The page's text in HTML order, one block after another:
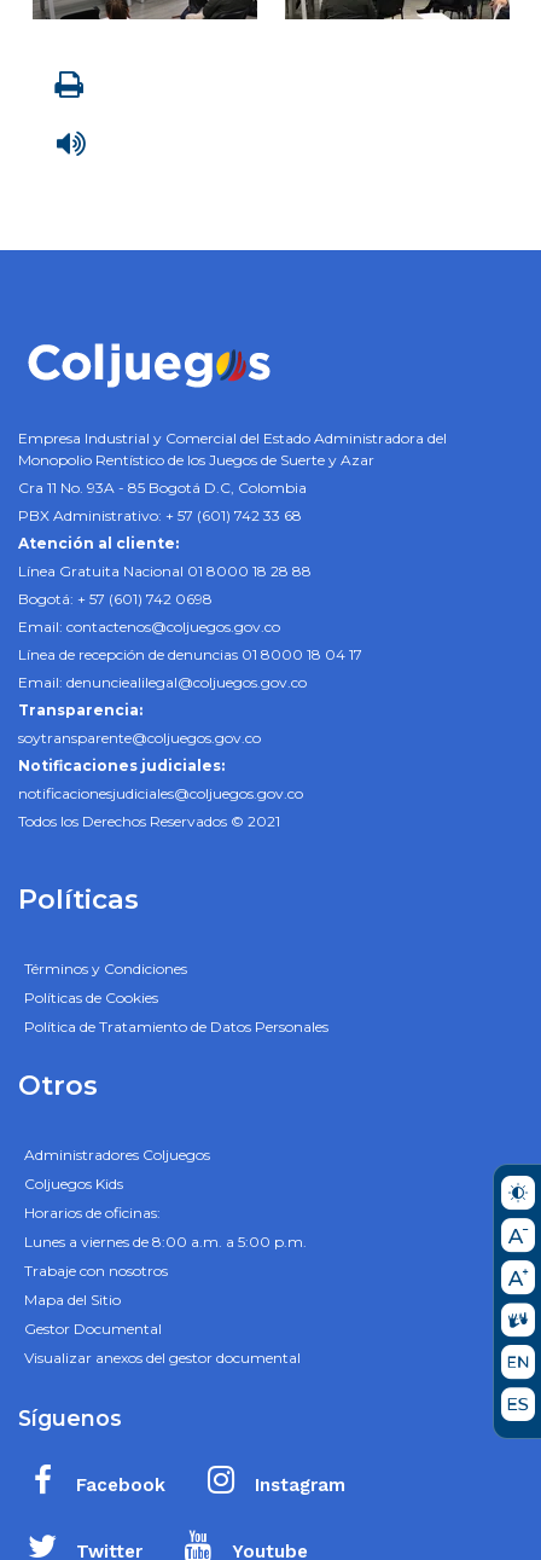
Empresa Industrial y Comercial del Estado Administradora del
Monopolio Rentístico de los Juegos de Suerte y Azar
Cra 11 No. 93A - 85 Bogotá D.C, Colombia
PBX Administrativo: + 57 (601) 742 33 68
Atención al cliente:
Línea Gratuita Nacional 01 8000 18 28 88
Bogotá: + 57 (601) 742 0698
Email: contactenos@coljuegos.gov.co
Línea de recepción de denuncias 01 8000 18 04 17
Email: denunciealilegal@coljuegos.gov.co
Transparencia:
soytransparente@coljuegos.gov.co
Notificaciones judiciales:
notificacionesjudiciales@coljuegos.gov.co
Todos los Derechos Reservados © 2021
Políticas
Términos y Condiciones
Políticas de Cookies
Política de Tratamiento de Datos Personales
Otros
Administradores Coljuegos
Coljuegos Kids
Horarios de oficinas:
Lunes a viernes de 8:00 a.m. a 5:00 p.m.
Trabaje con nosotros
Mapa del Sitio
Gestor Documental
Visualizar anexos del gestor documental
Síguenos
Facebook Instagram
Twitter Youtube